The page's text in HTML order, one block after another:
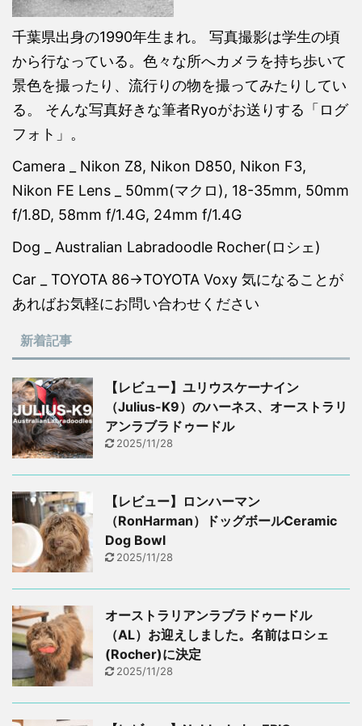
千葉県出身の1990年生まれ。 写真撮影は学生の頃
から行なっている。色々な所へカメラを持ち歩いて
景色を撮ったり、流行りの物を撮ってみたりしてい
る。 そんな写真好きな筆者Ryoがお送りする「ログ
フォト」。
Camera _ Nikon Z8, Nikon D850, Nikon F3,
Nikon FE Lens _ 50mm(マクロ), 18-35mm, 50mm
f/1.8D, 58mm f/1.4G, 24mm f/1.4G
Dog _ Australian Labradoodle Rocher(ロシェ)
Car _ TOYOTA 86→TOYOTA Voxy 気になることが
あればお気軽にお問い合わせください
新着記事
【レビュー】ユリウスケーナイン
（Julius-K9）のハーネス、オーストラリ
アンラブラドゥードル
2025/11/28
【レビュー】ロンハーマン
（RonHarman）ドッグボールCeramic
Dog Bowl
2025/11/28
オーストラリアンラブラドゥードル
（AL）お迎えしました。名前はロシェ
(Rocher)に決定
2025/11/28